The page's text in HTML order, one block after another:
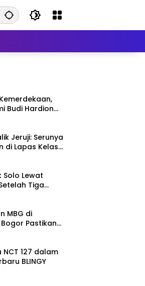
Budi Hardiono
Bantuan
Jeruji: Serunya
di Lapas Kelas
Solo Lewat
Tiga
MBG di
Pastikan
NCT 127 dalam
BLINGY